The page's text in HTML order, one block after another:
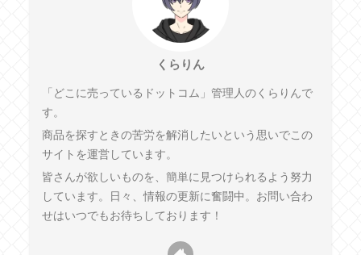
くらりん
「どこに売っているドットコム」管理人のくらりんで
す。
商品を探すときの苦労を解消したいという思いでこの
サイトを運営しています。
皆さんが欲しいものを、簡単に見つけられるよう努力
しています。日々、情報の更新に奮闘中。お問い合わ
せはいつでもお待ちしております！